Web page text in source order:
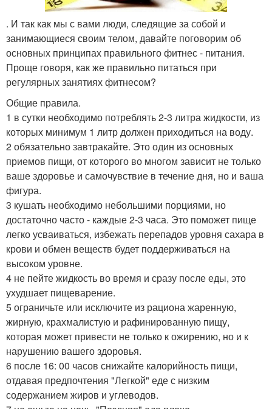
. И так как мы с вами люди, следящие за собой и
занимающиеся своим телом, давайте поговорим об
основных принципах правильного фитнес - питания.
Проще говоря, как же правильно питаться при
регулярных занятиях фитнесом?
Общие правила.
1 в сутки необходимо потреблять 2-3 литра жидкости, из
которых минимум 1 литр должен приходиться на воду.
2 обязательно завтракайте. Это один из основных
приемов пищи, от которого во многом зависит не только
ваше здоровье и самочувствие в течение дня, но и ваша
фигура.
3 кушать необходимо небольшими порциями, но
достаточно часто - каждые 2-3 часа. Это поможет пище
легко усваиваться, избежать перепадов уровня сахара в
крови и обмен веществ будет поддерживаться на
высоком уровне.
4 не пейте жидкость во время и сразу после еды, это
ухудшает пищеварение.
5 ограничьте или исключите из рациона жаренную,
жирную, крахмалистую и рафинированную пищу,
которая может привести не только к ожирению, но и к
нарушению вашего здоровья.
6 после 16: 00 часов снижайте калорийность пищи,
отдавая предпочтения "Легкой" еде с низким
содержанием жиров и углеводов.